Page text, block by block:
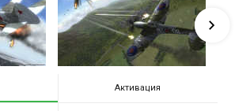
Активация